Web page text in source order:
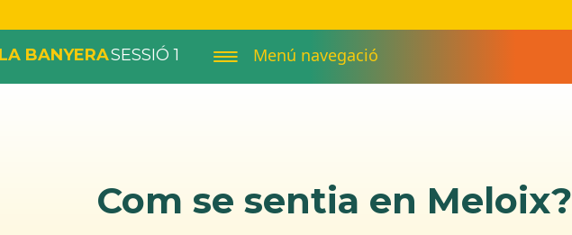
BANYERASESSIÓ 1 Menú navegació
Com se sentia en Meloix?